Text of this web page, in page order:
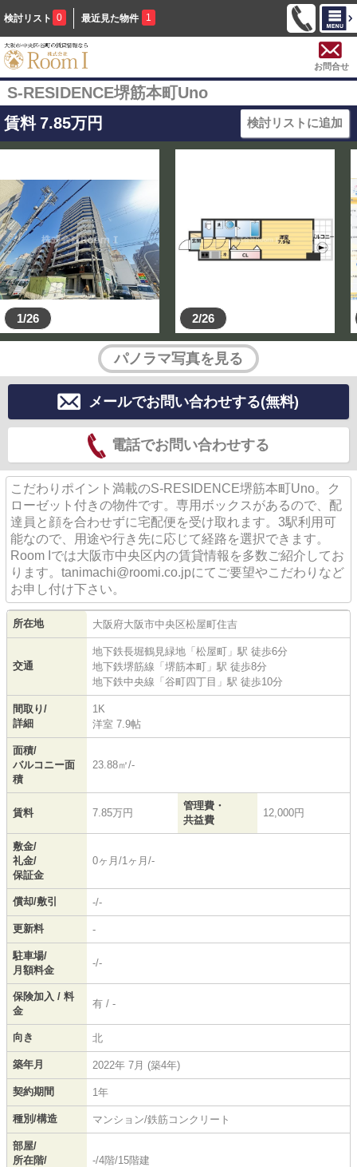
検討リスト 0 最近見た物件 1
お問合せ
S-RESIDENCE堺筋本町Uno
賃料 7.85万円 検討リストに追加
1/26 2/26
パノラマ写真を見る
メールでお問い合わせする(無料)
電話でお問い合わせする
こだわりポイント満載のS-RESIDENCE堺筋本町Uno。ク
ローゼット付きの物件です。専用ボックスがあるので、配
達員と顔を合わせずに宅配便を受け取れます。3駅利用可
能なので、用途や行き先に応じて経路を選択できます。
Room Iでは大阪市中央区内の賃貸情報を多数ご紹介してお
ります。tanimachi@roomi.co.jpにてご要望やこだわりなど
お申し付け下さい。
所在地 大阪府大阪市中央区松屋町住吉
交通
地下鉄長堀鶴見緑地 「 松屋町 」駅 徒歩6分
地下鉄堺筋線 「 堺筋本町 」駅 徒歩8分
地下鉄中央線 「 谷町四丁目 」駅 徒歩10分
間取り/
詳細
1K
洋室 7.9帖
面積/
バルコニー面
積
23.88㎡/-
賃料 7.85万円
管理費・
共益費
12,000円
敷金/
礼金/
保証金
0ヶ月/1ヶ月/-
償却/敷引 -/-
更新料 -
駐車場/
月額料金
-/-
保険加入 / 料
金
有 / -
向き 北
築年月 2022年 7月 (築4年)
契約期間 1年
種別/構造 マンション/鉄筋コンクリート
部屋/
所在階/
-/4階/15階建